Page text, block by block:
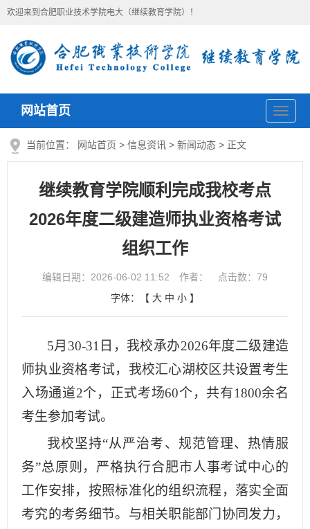
欢迎来到合肥职业技术学院电大（继续教育学院）！
导
航
网站首页
当前位置： 网站首页 > 信息资讯 > 新闻动态 > 正文
继续教育学院顺利完成我校考点
2026年度二级建造师执业资格考试
组织工作
编辑日期：2026-06-02 11:52 作者： 点击数： 79
字体：【 大 中 小 】
5月 30-31 日，我校承办2026年度二级建造
师执业资格考试，我校汇心湖校区共设置考生
入场通道2个，正式考场60个，共有1800余名
考生参加考试。
我校坚持“从严治考、规范管理、热情服
务”总原则，严格执行合肥市人事考试中心的
工作安排，按照标准化的组织流程，落实全面
考究的考务细节。与相关职能部门协同发力，